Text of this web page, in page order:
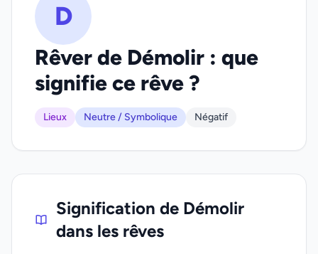
D
Rêver de Démolir : que
signifie ce rêve ?
Lieux Neutre / Symbolique Négatif
Signification de Démolir
dans les rêves